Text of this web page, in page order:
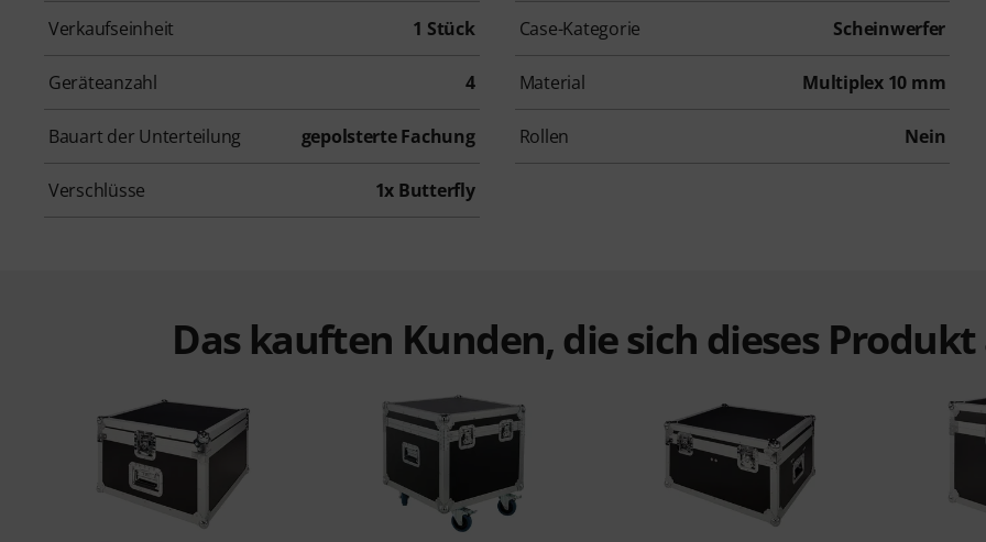
Verkaufseinheit 1 Stück Case-Kategorie Scheinwerfer
Geräteanzahl 4 Material Multiplex 10 mm
Bauart der Unterteilung gepolsterte Fachung Rollen Nein
Verschlüsse 1x Butterfly
Das kauften Kunden, die sich dieses